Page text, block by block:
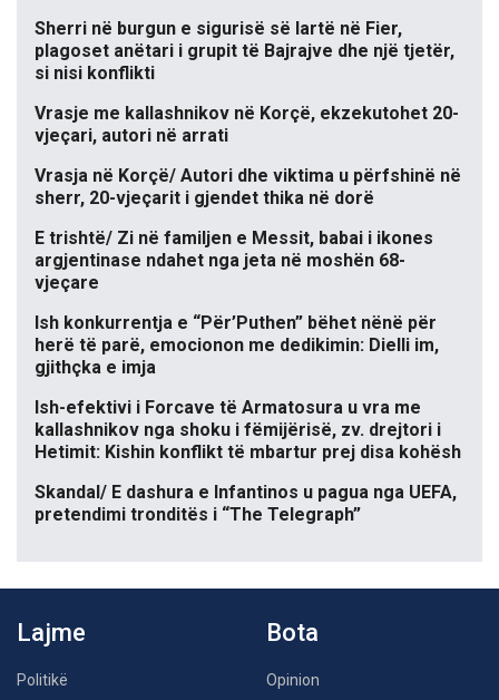
Sherri në burgun e sigurisë së lartë në Fier,
plagoset anëtari i grupit të Bajrajve dhe një tjetër,
si nisi konflikti
Vrasje me kallashnikov në Korçë, ekzekutohet 20-
vjeçari, autori në arrati
Vrasja në Korçë/ Autori dhe viktima u përfshinë në
sherr, 20-vjeçarit i gjendet thika në dorë
E trishtë/ Zi në familjen e Messit, babai i ikones
argjentinase ndahet nga jeta në moshën 68-
vjeçare
Ish konkurrentja e “Për’Puthen” bëhet nënë për
herë të parë, emocionon me dedikimin: Dielli im,
gjithçka e imja
Ish-efektivi i Forcave të Armatosura u vra me
kallashnikov nga shoku i fëmijërisë, zv. drejtori i
Hetimit: Kishin konflikt të mbartur prej disa kohësh
Skandal/ E dashura e Infantinos u pagua nga UEFA,
pretendimi tronditës i “The Telegraph”
Lajme
Politikë
Bota
Opinion